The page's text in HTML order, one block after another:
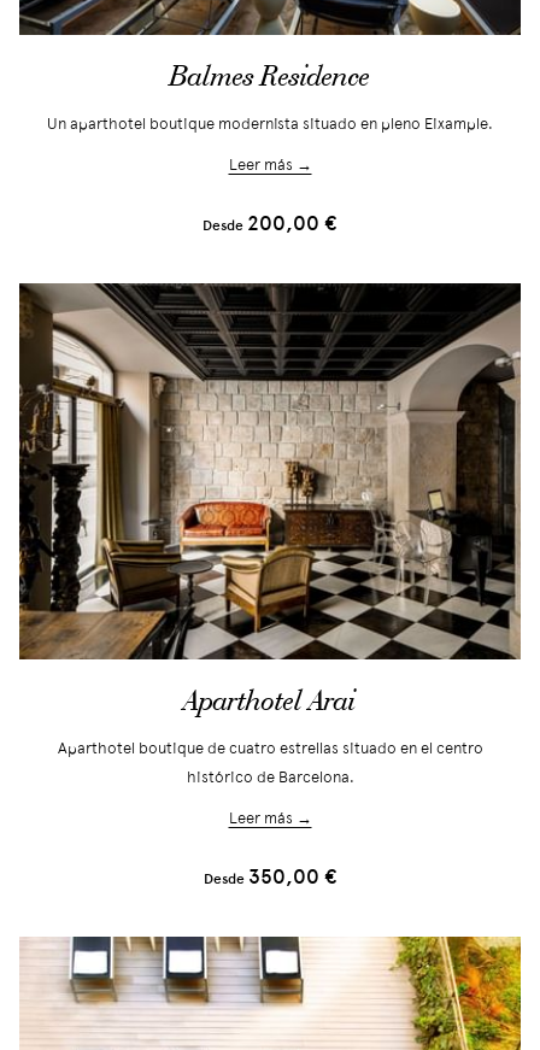
Balmes Residence
Un aparthotel boutique modernista situado en pleno Eixample.
Leer más →
Desde 200,00 €
Aparthotel Arai
Aparthotel boutique de cuatro estrellas situado en el centro
histórico de Barcelona.
Leer más →
Desde 350,00 €